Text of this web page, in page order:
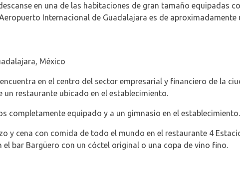
en una de las habitaciones de gran tamaño equipadas
Internacional de Guadalajara es de aproximadamente
México
en el centro del sector empresarial y financiero de la
restaurante ubicado en el establecimiento.
completamente equipado y a un gimnasio en el establecimiento.
y cena con comida de todo el mundo en el restaurante 4
el bar Bargüero con un cóctel original o una copa de vino fino.